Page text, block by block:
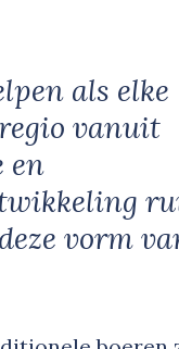
als elke
vanuit
en
vorm